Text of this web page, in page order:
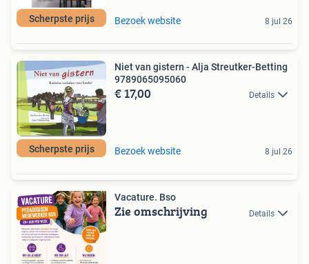
Scherpste prijs Bezoek website 8 jul 26
Scherpste prijs
Niet van gistern - Alja Streutker-Betting
9789065095060
€ 17,00 Details
Bezoek website 8 jul 26
Vacature. Bso
Zie omschrijving Details